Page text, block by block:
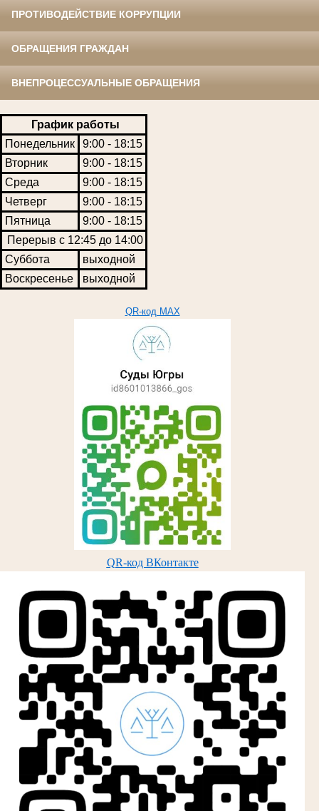
ПРОТИВОДЕЙСТВИЕ КОРРУПЦИИ
ОБРАЩЕНИЯ ГРАЖДАН
ВНЕПРОЦЕССУАЛЬНЫЕ ОБРАЩЕНИЯ
График работы
Понедельник
9:00 - 18:15
Вторник
9:00 - 18:15
Среда
9:00 - 18:15
Четверг
9:00 - 18:15
Пятница
9:00 - 18:15
Перерыв с 12:45 до 14:00
Суббота
выходной
Воскресенье
выходной
QR-код MAX
QR-код ВКонтакте